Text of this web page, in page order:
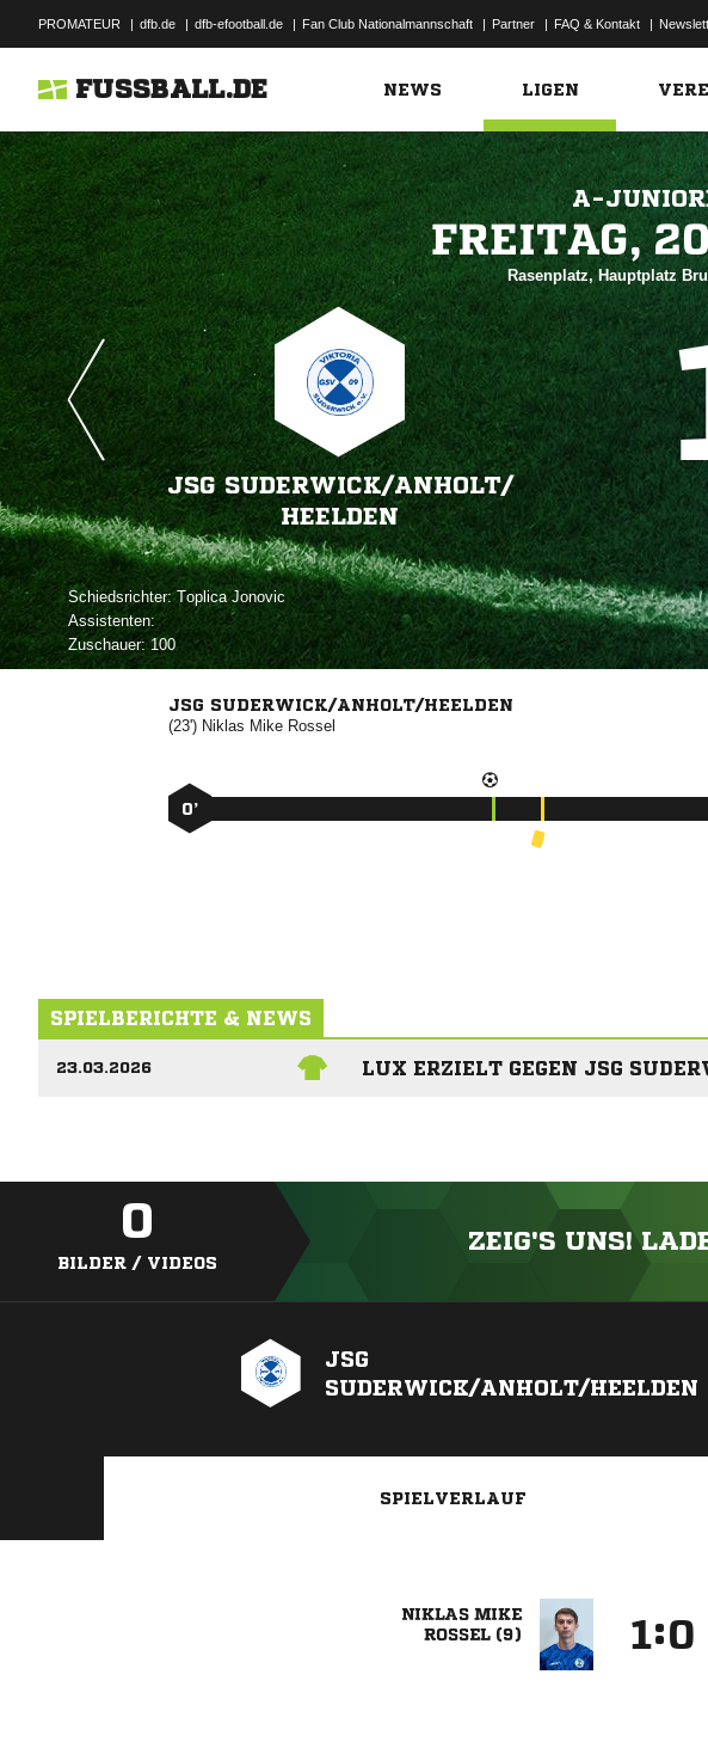
PROMATEUR | dfb.de | dfb-efootball.de | Fan Club Nationalmannschaft | Partner | FAQ & Kontakt |
FUSSBALL.DE NEWS LIGEN
A-

Rasenplatz, Hauptplatz
JSG SUDERWICK/​ANHOLT/​
HEELDEN
Schiedsrichter:  
Assistenten:
Zuschauer:100
JSG SUDERWICK/ANHOLT/HEELDEN
(23')  
0’
SPIELBERICHTE & NEWS
23.03.2026 LUX ERZIELT GEGEN JSG
0
BILDER / VIDEOS
ZEIG'S UNS!
JSG
SUDERWICK/ANHOLT/HEELDEN
SPIELVERLAUF
 
 
: